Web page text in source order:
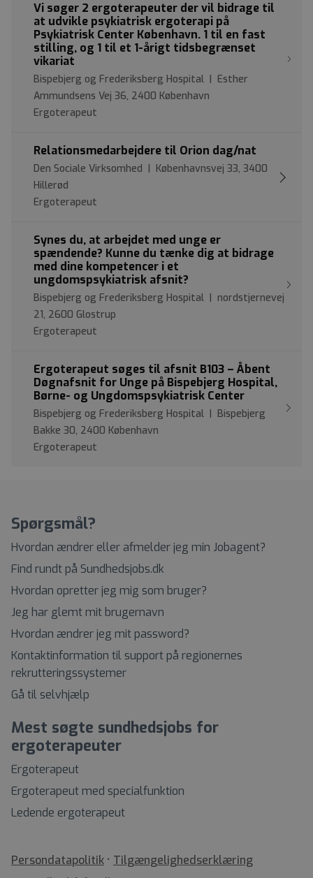
Vi søger 2 ergoterapeuter der vil bidrage til
at udvikle psykiatrisk ergoterapi på
Psykiatrisk Center København. 1 til en fast
stilling, og 1 til et 1-årigt tidsbegrænset
vikariat
Bispebjerg og Frederiksberg Hospital | Esther
Ammundsens Vej 36, 2400 København
Ergoterapeut
Relationsmedarbejdere til Orion dag/nat
Den Sociale Virksomhed | Københavnsvej 33, 3400
Hillerød
Ergoterapeut
Synes du, at arbejdet med unge er
spændende? Kunne du tænke dig at bidrage
med dine kompetencer i et
ungdomspsykiatrisk afsnit?
Bispebjerg og Frederiksberg Hospital | nordstjernevej
21, 2600 Glostrup
Ergoterapeut
Ergoterapeut søges til afsnit B103 – Åbent
Døgnafsnit for Unge på Bispebjerg Hospital,
Børne- og Ungdomspsykiatrisk Center
Bispebjerg og Frederiksberg Hospital | Bispebjerg
Bakke 30, 2400 København
Ergoterapeut
Spørgsmål?
Hvordan ændrer eller afmelder jeg min Jobagent?
Find rundt på Sundhedsjobs.dk
Hvordan opretter jeg mig som bruger?
Jeg har glemt mit brugernavn
Hvordan ændrer jeg mit password?
Kontaktinformation til support på regionernes
rekrutteringssystemer
Gå til selvhjælp
Mest søgte sundhedsjobs for
ergoterapeuter
Ergoterapeut
Ergoterapeut med specialfunktion
Ledende ergoterapeut
• Tilgængelighedserklæring